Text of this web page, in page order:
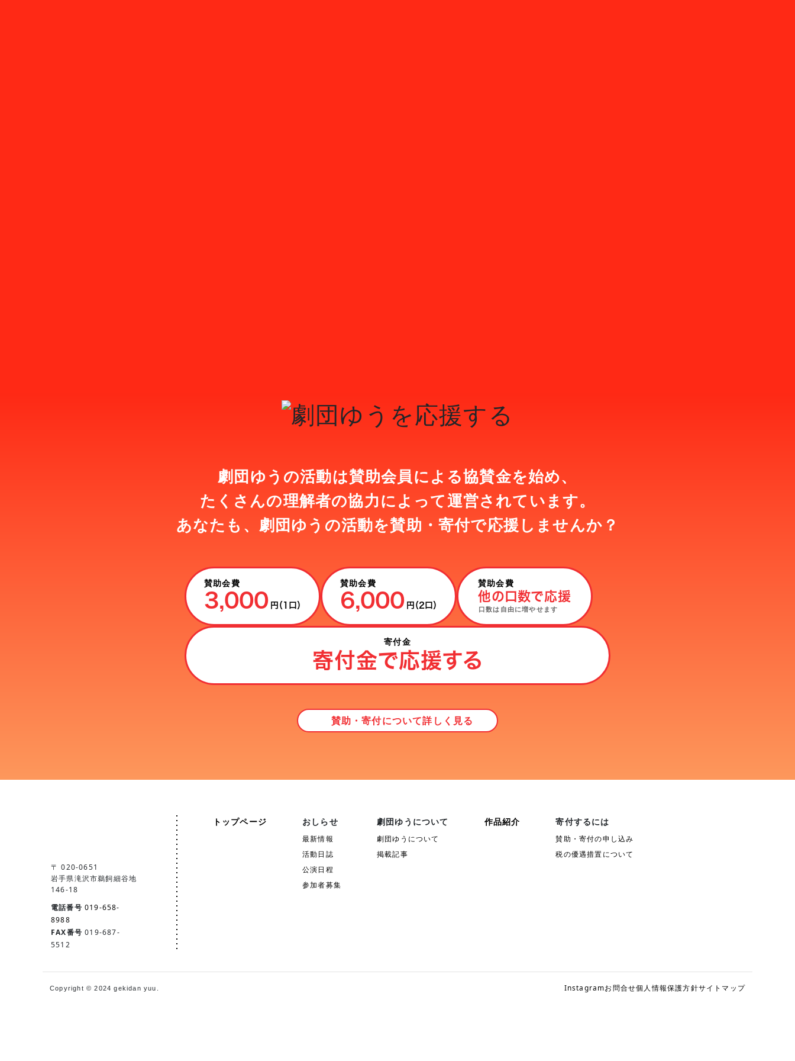
劇団ゆうの活動は賛助会員による協賛金を始め、
たくさんの理解者の協力によって運営されています。
あなたも、劇団ゆうの活動を賛助・寄付で応援しませんか？
賛助会費
3,000 円 （1口）
賛助会費
6,000 円 （2口）
賛助会費
他の口数で応援
口数は自由に増やせます
寄付金
寄付金で応援する
賛助・寄付について詳しく見る
〒 020-0651
岩手県滝沢市鵜飼細谷地
146-18
電話番号 019-658-
8988
FAX番号 019-687-
5512
トップページ おしらせ
最新情報
活動日誌
公演日程
参加者募集
劇団ゆうについて
劇団ゆうについて
掲載記事
作品紹介 寄付するには
賛助・寄付の申し込み
税の優遇措置について
Copyright © 2024 gekidan yuu. Instagramお問合せ個人情報保護方針サイトマップ